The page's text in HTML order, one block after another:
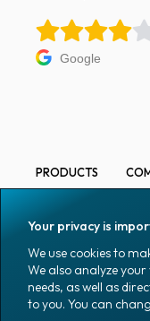
dangerous
content
Google
PRODUCTS
Marking
Packaging
Packaging
accessories
Office goods
Media
Job
Your privacy is
We use cookies to
We also analyze
needs, as well as
to you. You can